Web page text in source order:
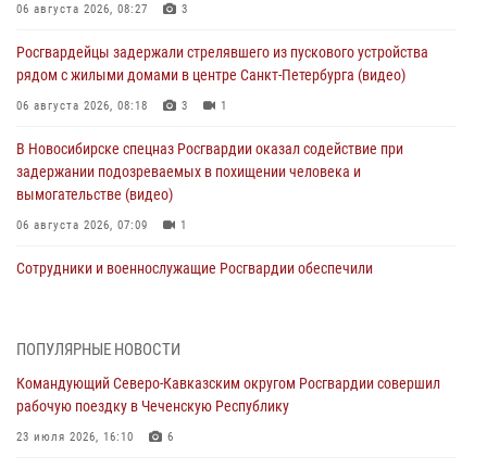
06 августа 2026, 08:27 3
Росгвардейцы задержали стрелявшего из пускового устройства
рядом с жилыми домами в центре Санкт-Петербурга (видео)
06 августа 2026, 08:18 3 1
В Новосибирске спецназ Росгвардии оказал содействие при
задержании подозреваемых в похищении человека и
вымогательстве (видео)
06 августа 2026, 07:09 1
Сотрудники и военнослужащие Росгвардии обеспечили
06 августа 2026, 07:03 3
В Грозном военнослужащие Росгвардии присоединились к
всероссийской донорской акции «От сердца к сердцу»
06 августа 2026, 06:30
ПОПУЛЯРНЫЕ НОВОСТИ
Командующий Северо-Кавказским округом Росгвардии совершил
рабочую поездку в Чеченскую Республику
23 июля 2026, 16:10 6